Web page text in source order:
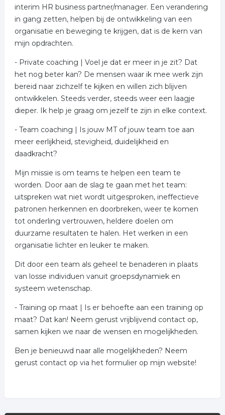
interim HR business partner/manager. Een verandering
in gang zetten, helpen bij de ontwikkeling van een
organisatie en beweging te krijgen, dat is de kern van
mijn opdrachten.
- Private coaching | Voel je dat er meer in je zit? Dat
het nog beter kan? De mensen waar ik mee werk zijn
bereid naar zichzelf te kijken en willen zich blijven
ontwikkelen. Steeds verder, steeds weer een laagje
dieper. Ik help je graag om jezelf te zijn in elke context.
- Team coaching | Is jouw MT of jouw team toe aan
meer eerlijkheid, stevigheid, duidelijkheid en
daadkracht?
Mijn missie is om teams te helpen een team te
worden. Door aan de slag te gaan met het team:
uitspreken wat niet wordt uitgesproken, ineffectieve
patronen herkennen en doorbreken, weer te komen
tot onderling vertrouwen, heldere doelen om
duurzame resultaten te halen. Het werken in een
organisatie lichter en leuker te maken.
Dit door een team als geheel te benaderen in plaats
van losse individuen vanuit groepsdynamiek en
systeem wetenschap.
- Training op maat | Is er behoefte aan een training op
maat? Dat kan! Neem gerust vrijblijvend contact op,
samen kijken we naar de wensen en mogelijkheden.
Ben je benieuwd naar alle mogelijkheden? Neem
gerust contact op via het formulier op mijn website!